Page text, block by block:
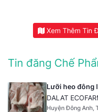
Xem Thêm Tin
Tin đăng Chế
Lưỡi heo đông
DALAT
Huyện Đông Anh,